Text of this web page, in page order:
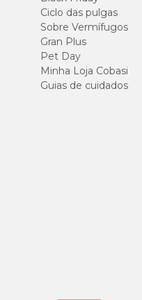
Ciclo das pulgas
Sobre Vermífugos
Gran Plus
Pet Day
Minha Loja Cobasi
Guias de cuidados